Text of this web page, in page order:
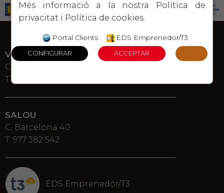
VALLS
C. Bisbe Palau 25
T. 977 600 750
SALOU
C. Barcelona 40
T. 977 382 542
EDS Emprenedor/T3
Més informació a la nostra
Política de
privacitat i Política de cookies.
Portal Clients EDS Emprenedor/T3